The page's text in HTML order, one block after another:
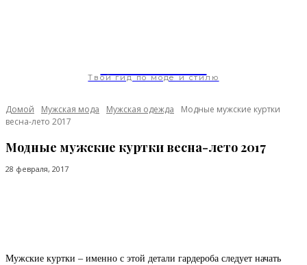
Твой гид по моде и стилю
Домой Мужская мода Мужская одежда
Модные мужские куртки
весна-лето 2017
Модные мужские куртки весна-лето 2017
28 февраля, 2017
Мужские куртки – именно с этой детали гардероба следует начать